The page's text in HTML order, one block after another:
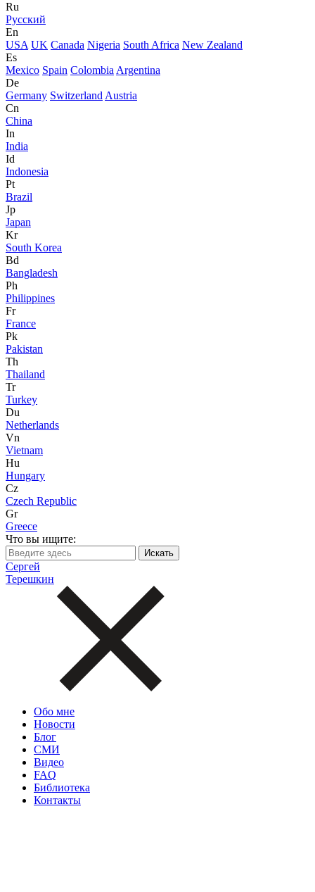
Ru
Русский
En
USA UK Canada Nigeria South Africa New Zealand
Es
Mexico Spain Colombia Argentina
De
Germany Switzerland Austria
Cn
China
In
India
Id
Indonesia
Pt
Brazil
Jp
Japan
Kr
South Korea
Bd
Bangladesh
Ph
Philippines
Fr
France
Pk
Pakistan
Th
Thailand
Tr
Turkey
Du
Netherlands
Vn
Vietnam
Hu
Hungary
Cz
Czech Republic
Gr
Greece
Что вы ищите:
Сергей
Терешкин
Обо мне
Новости
Блог
СМИ
Видео
FAQ
Библиотека
Контакты